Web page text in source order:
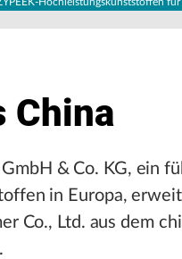
China
& Co. KG, ein
in Europa,
Co., Ltd. aus dem